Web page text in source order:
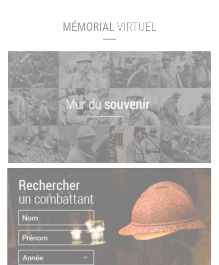
MÉMORIALVIRTUEL